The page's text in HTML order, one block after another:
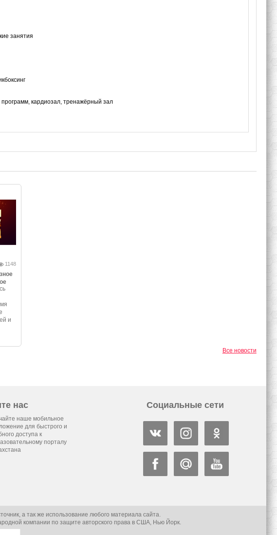
занятия
программ, кардиозал, тренажёрный зал
1148
и
Все новости
нас
наше мобильное
для быстрого и
доступа к
порталу
Социальные сети
а так же использование любого материала сайта.
компании по защите авторского права в США, Нью Йорк.